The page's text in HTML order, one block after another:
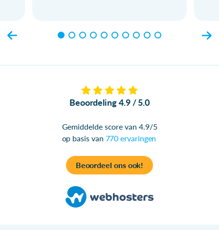
Beoordeling 4.9 / 5.0
Gemiddelde score van 4.9/5
op basis van 770 ervaringen
Beoordeel ons ook!